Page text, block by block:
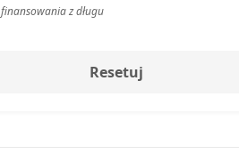
z długu
Resetuj